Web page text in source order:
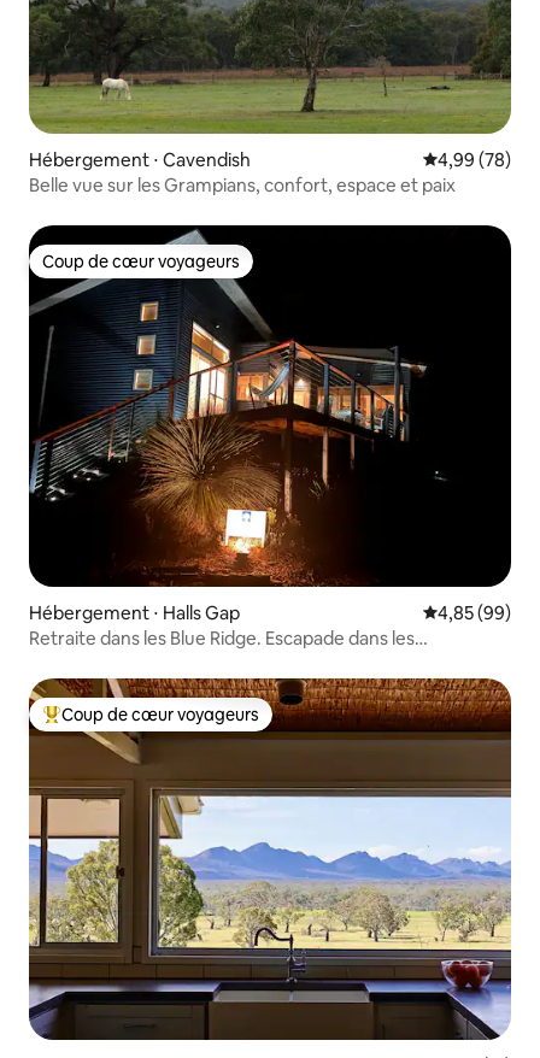
Hébergement ⋅ Cavendish Évaluation
4,99 (78)
Belle vue sur les Grampians, confort, espace et paix
Coup de cœur voyageurs
Coup de cœur voyageurs
Hébergement ⋅ Halls Gap Évaluation
4,85 (99)
Retraite dans les Blue Ridge. Escapade dans les
Coups de cœur voyageurs les plus appréciés
Coup de cœur voyageurs